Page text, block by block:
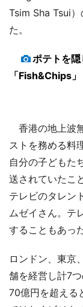
Tsim Sha Tsui
た。
ポテトを
「Fish&Chips」
香港の地上波
ストを務める料
自分の子どもた
送されていたこ
テレビのタレン
ムゼイさん。テ
することもあっ
ロンドン、東京
舗を経営し計7
70億円を超える